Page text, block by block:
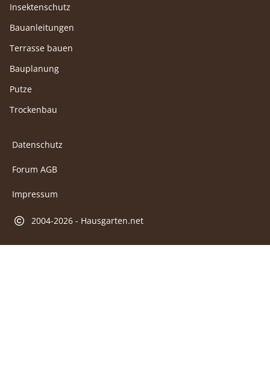
Insektenschutz
Bauanleitungen
Terrasse bauen
Bauplanung
Putze
Trockenbau
Datenschutz
Forum AGB
Impressum
2004-2026 - Hausgarten.net